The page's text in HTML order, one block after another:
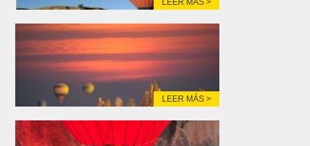
LEER MÁS >
LEER MÁS >